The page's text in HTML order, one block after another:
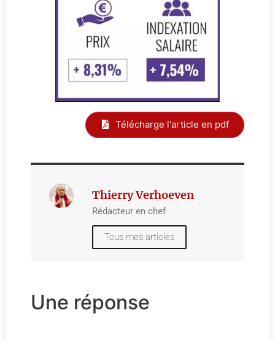
Télécharge l'article en pdf
Thierry Verhoeven
Rédacteur en chef
Tous mes articles
Une réponse